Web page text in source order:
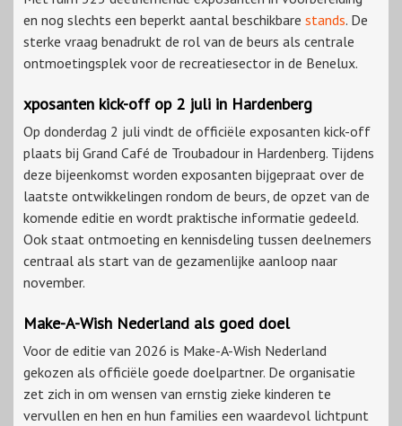
en nog slechts een beperkt aantal beschikbare stands. De
sterke vraag benadrukt de rol van de beurs als centrale
ontmoetingsplek voor de recreatiesector in de Benelux.
xposanten kick-off op 2 juli in Hardenberg
Op donderdag 2 juli vindt de officiële exposanten kick-off
plaats bij Grand Café de Troubadour in Hardenberg. Tijdens
deze bijeenkomst worden exposanten bijgepraat over de
laatste ontwikkelingen rondom de beurs, de opzet van de
komende editie en wordt praktische informatie gedeeld.
Ook staat ontmoeting en kennisdeling tussen deelnemers
centraal als start van de gezamenlijke aanloop naar
november.
Make-A-Wish Nederland als goed doel
Voor de editie van 2026 is Make-A-Wish Nederland
gekozen als officiële goede doelpartner. De organisatie
zet zich in om wensen van ernstig zieke kinderen te
vervullen en hen en hun families een waardevol lichtpunt